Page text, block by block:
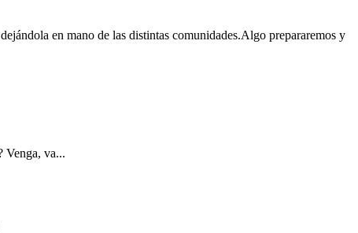
en mano de las distintas comunidades.Algo prepararemos y
Venga, va...